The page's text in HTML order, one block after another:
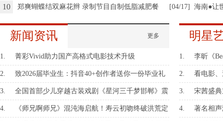
抉择
10 郑爽蝴蝶结双麻花辫 录制节目自制低脂减肥餐
三兄弟
[04/17]
海南●让
新闻资讯 更多
1. 菁彩Vivid助力国产高格式电影技术升级
2. 致2026届毕业生：抖音40+创作者送你一份毕业礼
物
3. 全国首部少儿穿越古装戏剧《星河三千梦邯郸》震
撼首演 少儿剧团让邯郸三千年文脉绽现
4. 《师兄啊师兄》混沌海启航！寿云初吻终破洪荒定
明星
1. 李昕《
2. 看电影
3. 宋茜盛
路过”
4. 著名相